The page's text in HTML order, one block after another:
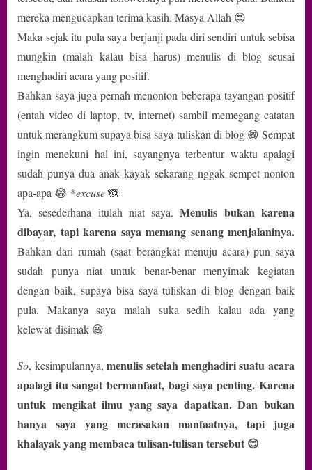
mereka mengucapkan terima kasih. Masya Allah 😍
Maka sejak itu pula saya berjanji pada diri sendiri untuk sebisa
mungkin (malah kalau bisa harus) menulis di blog seusai
menghadiri acara yang positif.
Bahkan saya juga pernah menonton beberapa tayangan positif
(entah video di laptop, tv, internet) sambil memegang catatan
untuk merangkum supaya bisa saya tuliskan di blog 😁 Sempat
ingin menekuni hal ini, sayangnya terbentur waktu apalagi
sudah punya dua anak kayak sekarang nggak sempet nonton
apa-apa 😂 *excuse🙈
Ya, sesederhana itulah niat saya.Menulis bukan karena
dibayar, tapi karena saya memang senang menjalaninya.
Bahkan dari rumah (saat berangkat menuju acara) pun saya
sudah punya niat untuk benar-benar menyimak kegiatan
dengan baik, supaya bisa saya tuliskan di blog dengan baik
pula. Makanya saya malah suka sedih kalau ada yang
kelewat disimak 😄
So, kesimpulannya,menulis setelah menghadiri suatu acara
apalagi itu sangat bermanfaat, bagi saya penting. Karena
untuk mengikat ilmu yang saya dapatkan. Dan bukan
hanya saya yang merasakan manfaatnya, tapi juga
khalayak yang membaca tulisan-tulisan tersebut 😊